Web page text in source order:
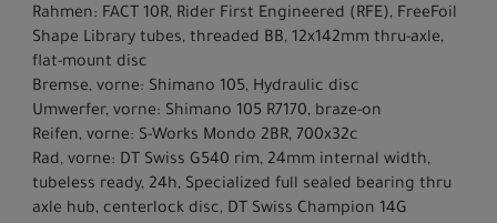
Rahmen: FACT 10R, Rider First Engineered (RFE), FreeFoil
Shape Library tubes, threaded BB, 12x142mm thru-axle,
flat-mount disc
Bremse, vorne: Shimano 105, Hydraulic disc
Umwerfer, vorne: Shimano 105 R7170, braze-on
Reifen, vorne: S-Works Mondo 2BR, 700x32c
Rad, vorne: DT Swiss G540 rim, 24mm internal width,
tubeless ready, 24h, Specialized full sealed bearing thru
axle hub, centerlock disc, DT Swiss Champion 14G